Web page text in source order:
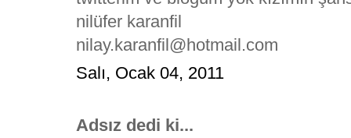
nilüfer karanfil
nilay.karanfil@hotmail.com
Salı, Ocak 04, 2011
Adsız dedi ki...